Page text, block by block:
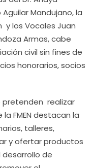
Mandujano, la
y los Vocales Juan
Armas, cabe
civil sin fines de
honorarios, socios
pretenden realizar
FMEN destacan la
talleres,
y ofertar productos
de